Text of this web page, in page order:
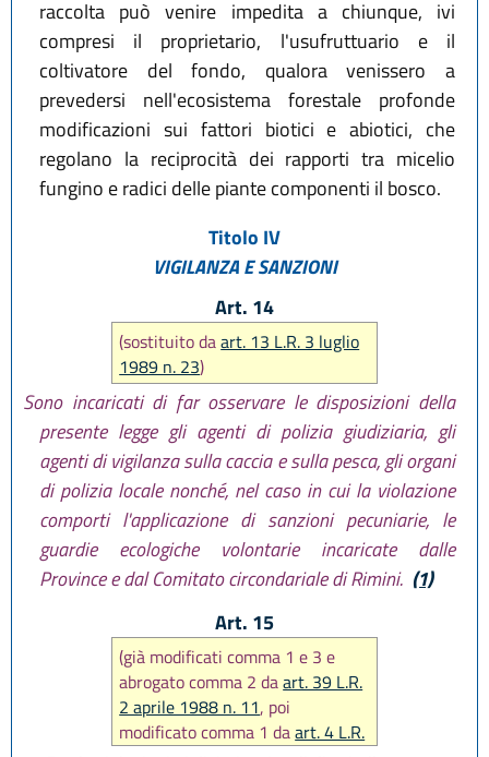
raccolta può venire impedita a chiunque, ivi
compresi il proprietario, l'usufruttuario e il
coltivatore del fondo, qualora venissero a
prevedersi nell'ecosistema forestale profonde
modificazioni sui fattori biotici e abiotici, che
regolano la reciprocità dei rapporti tra micelio
fungino e radici delle piante componenti il bosco.
Titolo IV
VIGILANZA E SANZIONI
Art. 14
(sostituito daart. 13 L.R. 3 luglio
1989 n. 23)
Sono incaricati di far osservare le disposizioni della
presente legge gli agenti di polizia giudiziaria, gli
agenti di vigilanza sulla caccia e sulla pesca, gli organi
di polizia locale nonché, nel caso in cui la violazione
comporti l'applicazione di sanzioni pecuniarie, le
guardie ecologiche volontarie incaricate dalle
Province e dal Comitato circondariale di Rimini. (1)
Art. 15
(già modificati comma 1 e 3 e
abrogato comma 2 daart. 39 L.R.
2 aprile 1988 n. 11, poi
modificato comma 1 daart. 4 L.R.